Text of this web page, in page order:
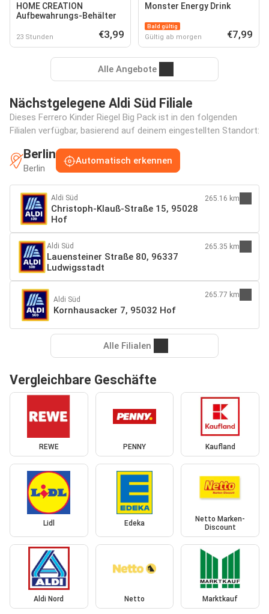
HOME CREATION
Aufbewahrungs-Behälter
23 Stunden €3,99
Monster Energy Drink
Bald gültig
Gültig ab morgen €7,99
Alle Angebote
Nächstgelegene Aldi Süd Filiale
Dieses Ferrero Kinder Riegel Big Pack ist in den folgenden
Filialen verfügbar, basierend auf deinem eingestellten Standort:
Berlin
Berlin
Automatisch erkennen
Aldi Süd
Christoph-Klauß-Straße 15, 95028
Hof
265.16 km
Aldi Süd
Lauensteiner Straße 80, 96337
Ludwigsstadt
265.35 km
Aldi Süd
Kornhausacker 7, 95032 Hof
265.77 km
Alle Filialen
Vergleichbare Geschäfte
REWE PENNY Kaufland
Lidl Edeka
Netto Marken-
Discount
Aldi Nord Netto Marktkauf